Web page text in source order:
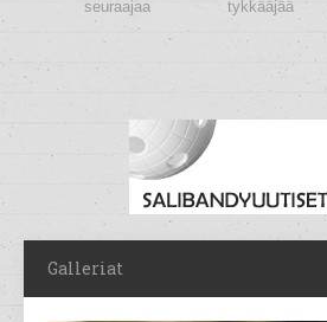
seuraajaa tykkääjää
Galleriat